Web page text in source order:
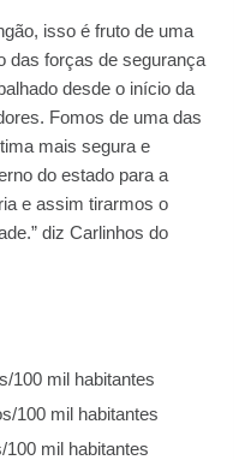
isso é fruto de uma
das forças de segurança
desde o início da
Fomos de uma das
mais segura e
do estado para a
e assim tirarmos o
diz Carlinhos do
100 mil habitantes
100 mil habitantes
mil habitantes